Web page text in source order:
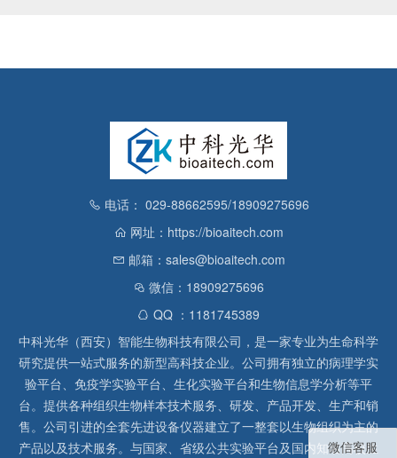
电话： 029-88662595/18909275696
网址：https://bioaitech.com
邮箱：sales@bioaitech.com
微信：18909275696
QQ ：1181745389
中科光华（西安）智能生物科技有限公司，是一家专业为生命科学
研究提供一站式服务的新型高科技企业。公司拥有独立的病理学实
验平台、免疫学实验平台、生化实验平台和生物信息学分析等平
台。提供各种组织生物样本技术服务、研发、产品开发、生产和销
售。公司引进的全套先进设备仪器建立了一整套以生物组织为主的
产品以及技术服务。与国家、省级公共实验平台及国内知名高校生
微信客服